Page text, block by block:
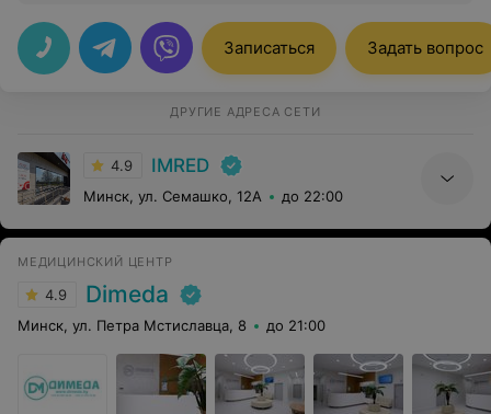
золотыми руками. Быть врачом — это точно призвание
Николая Александровича. Он не только ас в своем
деле, но и замечательный человек, добрый и
отзывчивый, прекрасный специалист, хорошо знающий
качества для врача. Желаю Вам дорогой доктор
Записаться Задать вопрос
ДРУГИЕ АДРЕСА СЕТИ
4.9 IMRED
Минск, ул. Семашко, 12А до 22:00
МЕДИЦИНСКИЙ ЦЕНТР
4.9 Dimeda
Минск, ул. Петра Мстиславца, 8 до 21:00